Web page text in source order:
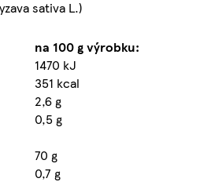
sativa L.)
na 100 g výrobku:
1470 kJ
351 kcal
2,6 g
0,5 g
70 g
0,7 g